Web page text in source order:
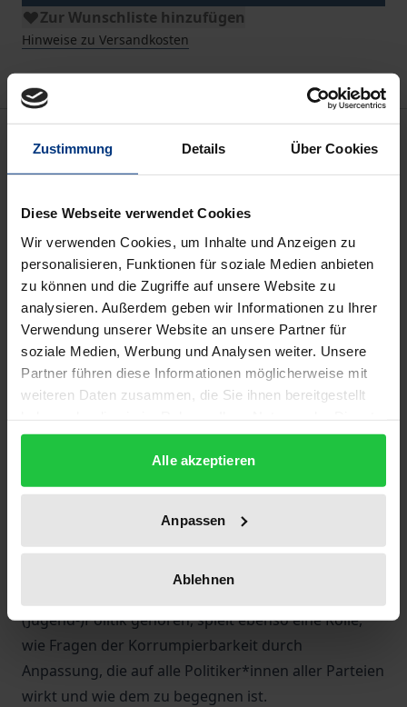
Zustimmung Details Über Cookies
Diese Webseite verwendet Cookies
Wir verwenden Cookies, um Inhalte und Anzeigen zu
personalisieren, Funktionen für soziale Medien anbieten
zu können und die Zugriffe auf unsere Website zu
analysieren. Außerdem geben wir Informationen zu Ihrer
Verwendung unserer Website an unsere Partner für
soziale Medien, Werbung und Analysen weiter. Unsere
Partner führen diese Informationen möglicherweise mit
weiteren Daten zusammen, die Sie ihnen bereitgestellt
gesammelt haben.
Alle akzeptieren
Anpassen
Ablehnen
Zur Wunschliste hinzufügen
Hinweise zu Versandkosten
Weimarer Reichsverfassung 100 Jahre alt. Grund-
und Freiheitsrechte zu verteidigen und auszubauen,
prägt 100 Jahre radikaldemokratischer, linksliberaler
Politik. Grundrechte mit Leben zu erfüllen ist
angesichts von Neofaschismus und Antisemitismus,
die als "Populismus" verharmlost werden, wichtiger
denn je. Persönliche Beiträge von 63 Autor*innen
und zeitgeschichtliche Dokumente zeigen, dass
und der (a)sozialen Netzwerke mehr sind, als
Petitionen im Netz, populistische Argumentation,
Interessenpolitik oder Taktieren von Wahl zu Wahl.
Warum Reform oder Überwindung des Kapitalismus
gedacht werden dürfen und verfassungskonform
(Jugend-)Politik gehören, spielt ebenso eine Rolle,
wie Fragen der Korrumpierbarkeit durch
Anpassung, die auf alle Politiker*innen aller Parteien
wirkt und wie dem zu begegnen ist.